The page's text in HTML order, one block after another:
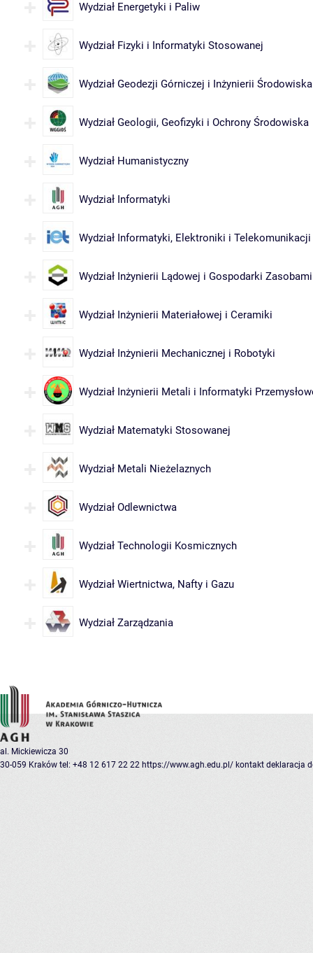
Wydział Energetyki i Paliw
Wydział Fizyki i Informatyki Stosowanej
Wydział Geodezji Górniczej i Inżynierii Środowiska
Wydział Geologii, Geofizyki i Ochrony Środowiska
Wydział Humanistyczny
Wydział Informatyki
Wydział Informatyki, Elektroniki i Telekomunikacji
Wydział Inżynierii Lądowej i Gospodarki Zasobami
Wydział Inżynierii Materiałowej i Ceramiki
Wydział Inżynierii Mechanicznej i Robotyki
Wydział Inżynierii Metali i Informatyki
Wydział Matematyki Stosowanej
Wydział Metali Nieżelaznych
Wydział Odlewnictwa
Wydział Technologii Kosmicznych
Wydział Wiertnictwa, Nafty i Gazu
Wydział Zarządzania
al. Mickiewicza 30
30-059 Kraków tel: +48 12 617 22 22 https://www.agh.edu.pl/ kontakt deklaracja